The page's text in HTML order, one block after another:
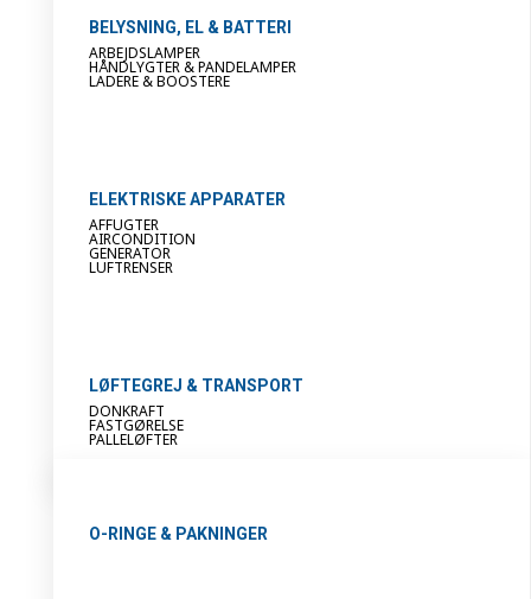
BELYSNING, EL & BATTERI
ARBEJDSLAMPER
HÅNDLYGTER & PANDELAMPER
LADERE & BOOSTERE
ELEKTRISKE APPARATER
AFFUGTER
AIRCONDITION
GENERATOR
LUFTRENSER
LØFTEGREJ & TRANSPORT
DONKRAFT
FASTGØRELSE
PALLELØFTER
O-RINGE & PAKNINGER